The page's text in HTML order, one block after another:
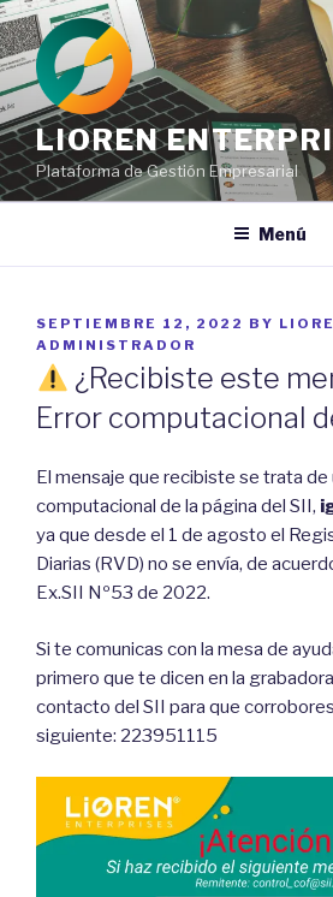
Ir
al
contenido
LIOREN
Plataforma de Gestión Empresarial
Menú
POSTED
ON
SEPTIEMBRE 12, 2022 BY
ADMINISTRADOR
¿Recibiste este
Error computacional
El mensaje que recibiste se trata de
computacional de la página del SII,
ya que desde el 1 de agosto el
Diarias (RVD) no se envía, de
Ex.SII Nº53 de 2022.
Si te comunicas con la mesa de
primero que te dicen en la
contacto del SII para que
siguiente: 223951115